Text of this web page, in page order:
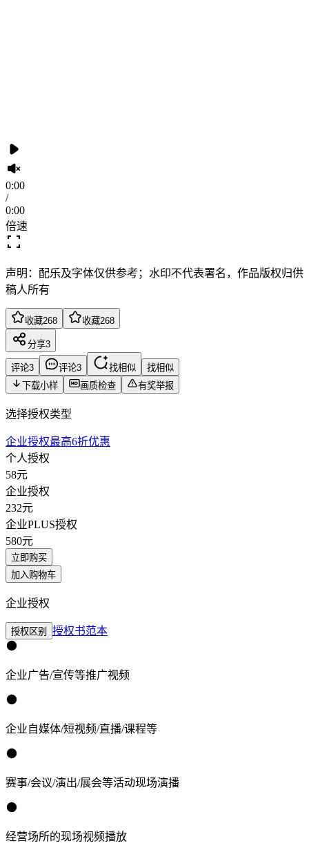
0:00
/
0:00
倍速
声明：配乐及字体仅供参考；水印不代表署名，作品版权归供
稿人所有
收藏268 收藏268
分享3
评论3 评论3 找相似
找相似
下载小样
画质检查 有奖举报
选择授权类型
企业授权最高6折优惠
个人授权
58元
企业授权
232元
企业PLUS授权
580元
立即购买
加入购物车
企业授权
授权区别 授权书范本
企业广告/宣传等推广视频
企业自媒体/短视频/直播/课程等
赛事/会议/演出/展会等活动现场演播
经营场所的现场视频播放